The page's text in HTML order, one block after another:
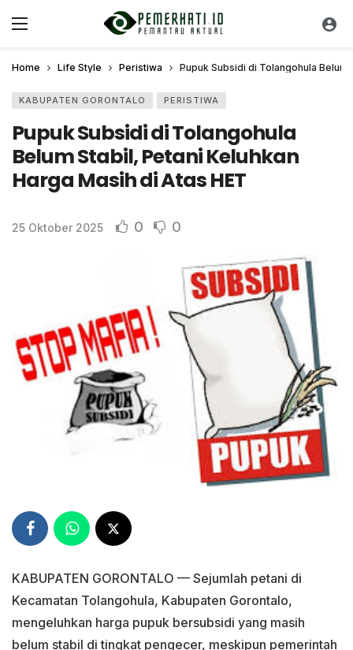
Home Life Style Peristiwa Pupuk Subsidi di Tolangohula Belum
KABUPATEN GORONTALO PERISTIWA
Pupuk Subsidi di Tolangohula
Belum Stabil, Petani Keluhkan
Harga Masih di Atas HET
25 Oktober 2025 0 0
KABUPATEN GORONTALO — Sejumlah petani di
Kecamatan Tolangohula, Kabupaten Gorontalo,
mengeluhkan harga pupuk bersubsidi yang masih
belum stabil di tingkat pengecer, meskipun pemerintah